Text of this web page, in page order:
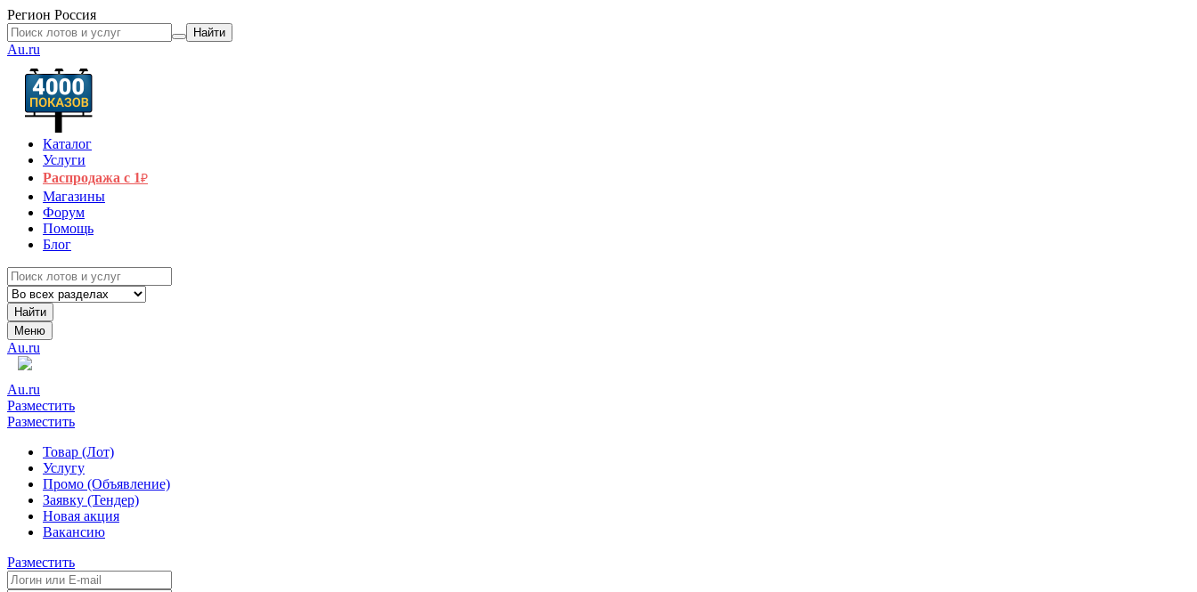
Регион Россия
Найти
Au.ru
Каталог
Услуги
Распродажа с 1₽
Магазины
Форум
Помощь
Блог
Найти
Меню
Au.ru
Au.ru
Разместить
Разместить
Товар (Лот)
Услугу
Промо (Объявление)
Заявку (Тендер)
Новая акция
Вакансию
Разместить